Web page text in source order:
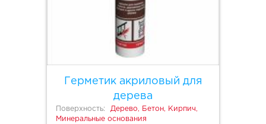
Герметик акриловый для
дерева
Поверхность:
Дерево, Бетон, Кирпич,
Минеральные основания